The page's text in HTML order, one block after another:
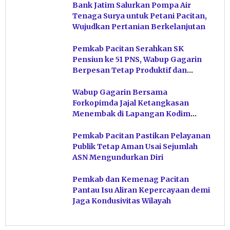
Bank Jatim Salurkan Pompa Air
Tenaga Surya untuk Petani Pacitan,
Wujudkan Pertanian Berkelanjutan
Pemkab Pacitan Serahkan SK
Pensiun ke 51 PNS, Wabup Gagarin
Berpesan Tetap Produktif dan
Wabup Gagarin Bersama
Forkopimda Jajal Ketangkasan
Menembak di Lapangan Kodim
Pemkab Pacitan Pastikan Pelayanan
Publik Tetap Aman Usai Sejumlah
ASN Mengundurkan Diri
Pemkab dan Kemenag Pacitan
Pantau Isu Aliran Kepercayaan demi
Jaga Kondusivitas Wilayah